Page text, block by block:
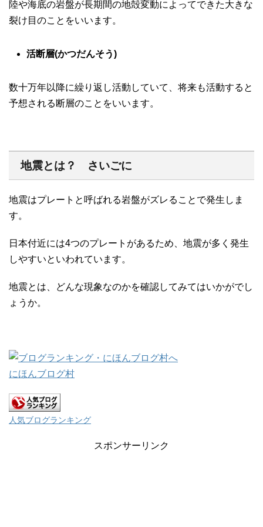
陸や海底の岩盤が長期間の地殻変動によってできた大きな
裂け目のことをいいます。
活断層(かつだんそう)
数十万年以降に繰り返し活動していて、将来も活動すると
予想される断層のことをいいます。
地震とは？ さいごに
地震はプレートと呼ばれる岩盤がズレることで発生しま
す。
日本付近には4つのプレートがあるため、地震が多く発生
しやすいといわれています。
地震とは、どんな現象なのかを確認してみてはいかがでし
ょうか。
にほんブログ村
人気ブログランキング
スポンサーリンク